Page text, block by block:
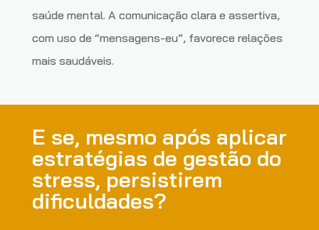
saúde mental. A comunicação clara e assertiva,
com uso de “mensagens-eu”, favorece relações
mais saudáveis.
E se, mesmo após aplicar
estratégias de gestão do
stress, persistirem
dificuldades?